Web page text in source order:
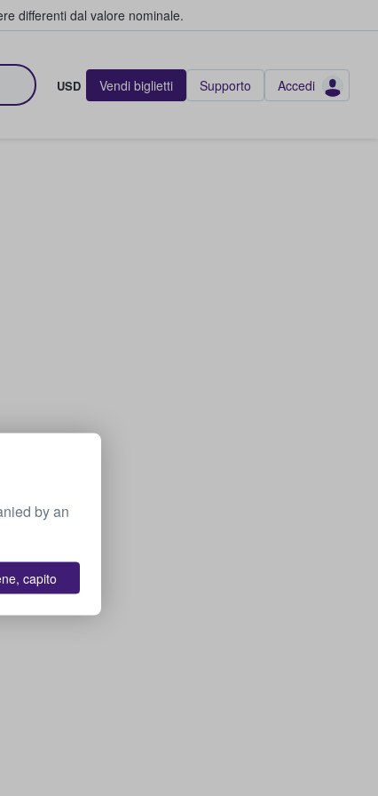
differenti dal valore nominale.
USD Vendi biglietti Supporto Accedi
by an
capito